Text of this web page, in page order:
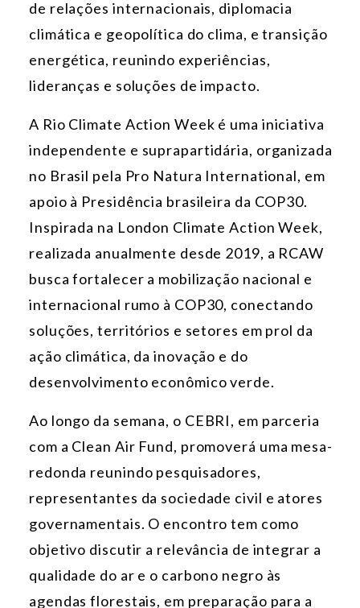
de relações internacionais, diplomacia
climática e geopolítica do clima, e transição
energética, reunindo experiências,
lideranças e soluções de impacto.
A Rio Climate Action Week é uma iniciativa
independente e suprapartidária, organizada
no Brasil pela Pro Natura International, em
apoio à Presidência brasileira da COP30.
Inspirada na London Climate Action Week,
realizada anualmente desde 2019, a RCAW
busca fortalecer a mobilização nacional e
internacional rumo à COP30, conectando
soluções, territórios e setores em prol da
ação climática, da inovação e do
desenvolvimento econômico verde.
Ao longo da semana, o CEBRI, em parceria
com a Clean Air Fund, promoverá uma mesa-
redonda reunindo pesquisadores,
representantes da sociedade civil e atores
governamentais. O encontro tem como
objetivo discutir a relevância de integrar a
qualidade do ar e o carbono negro às
agendas florestais, em preparação para a